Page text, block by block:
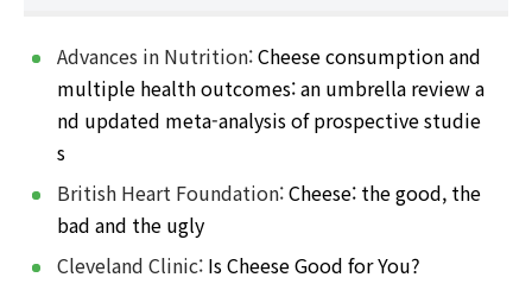
Advances in Nutrition:Cheese consumption and
multiple health outcomes: an umbrella review a
nd updated meta-analysis of prospective studie
s
British Heart Foundation:Cheese: the good, the
bad and the ugly
Cleveland Clinic: Is Cheese Good for You?